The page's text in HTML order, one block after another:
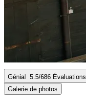
Génial 5.5/686 Évaluations
Galerie de photos